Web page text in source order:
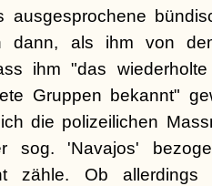
ausgesprochene
als ihm von
ihm "das
Gruppen bekannt"
die polizeilichen
sog. 'Navajos'
zähle. Ob allerdings